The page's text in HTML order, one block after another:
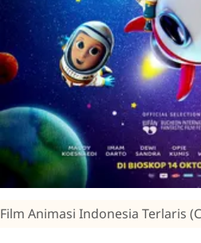
Film Animasi Indonesia Terlaris